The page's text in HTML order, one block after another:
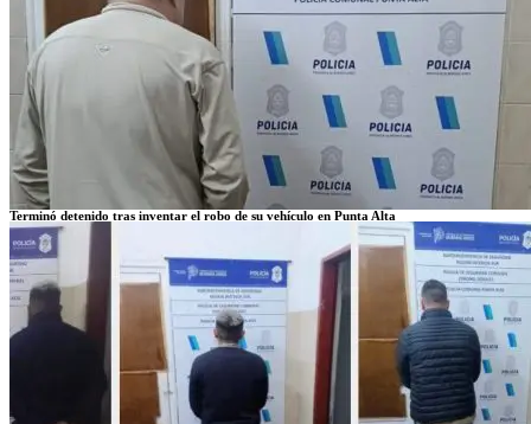
Terminó detenido tras inventar el robo de su vehículo en Punta Alta